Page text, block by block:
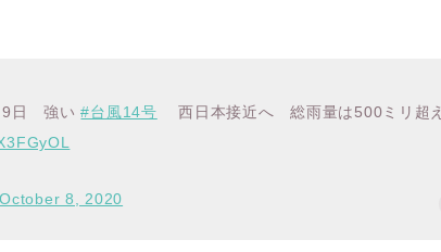
9日 強い#台風14号 西日本接近へ 総雨量は500ミリ超え
October 8, 2020